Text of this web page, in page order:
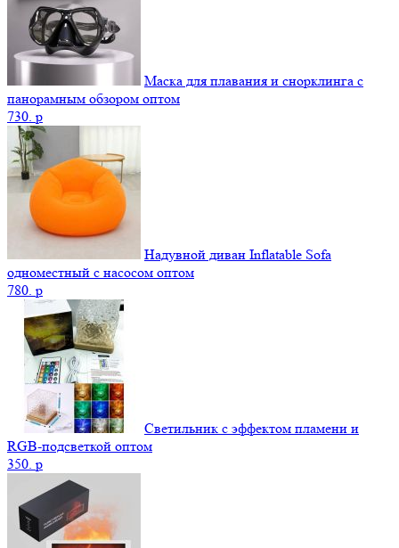
Маска для плавания и снорклинга с
панорамным обзором оптом
730. p
Надувной диван Inflatable Sofa
одноместный с насосом оптом
780. p
Светильник с эффектом пламени и
RGB-подсветкой оптом
350. p